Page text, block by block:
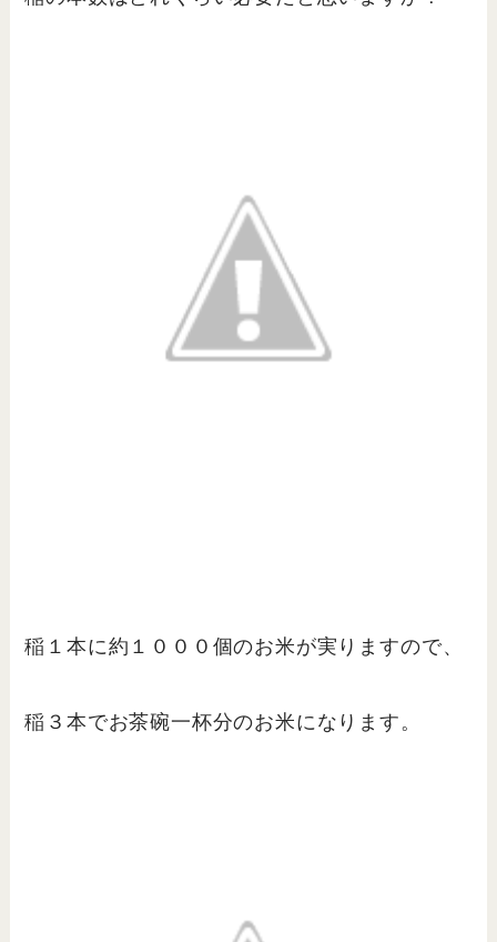
稲１本に約１０００個のお米が実りますので、
稲３本でお茶碗一杯分のお米になります。